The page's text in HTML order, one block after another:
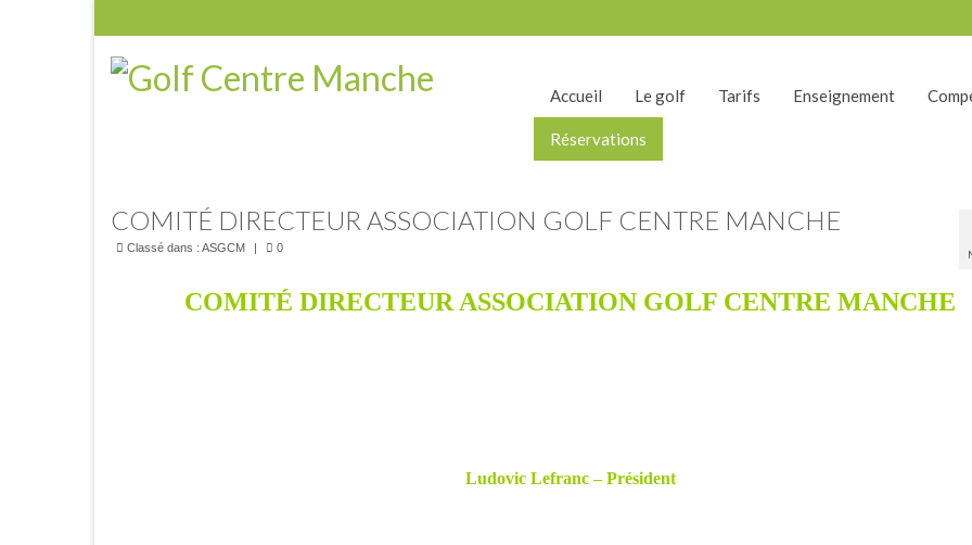
Accueil Le golf Tarifs Enseignement
Réservations
COMITÉ DIRECTEUR ASSOCIATION GOLF CENTRE MANCHE
Classé dans : ASGCM | 0
COMITÉ DIRECTEUR ASSOCIATION GOLF CENTRE MANCHE
Ludovic Lefranc– Président